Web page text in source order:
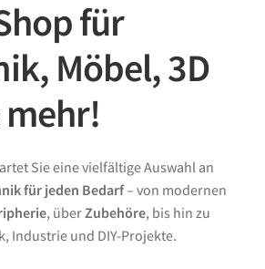
für
Möbel, 3D
mehr!
Sie eine vielfältige Auswahl an
für jeden Bedarf– von modernen
, überZubehöre, bis hin zu
Industrie und DIY-Projekte.